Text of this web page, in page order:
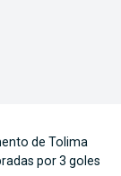
de Tolima
por 3 goles